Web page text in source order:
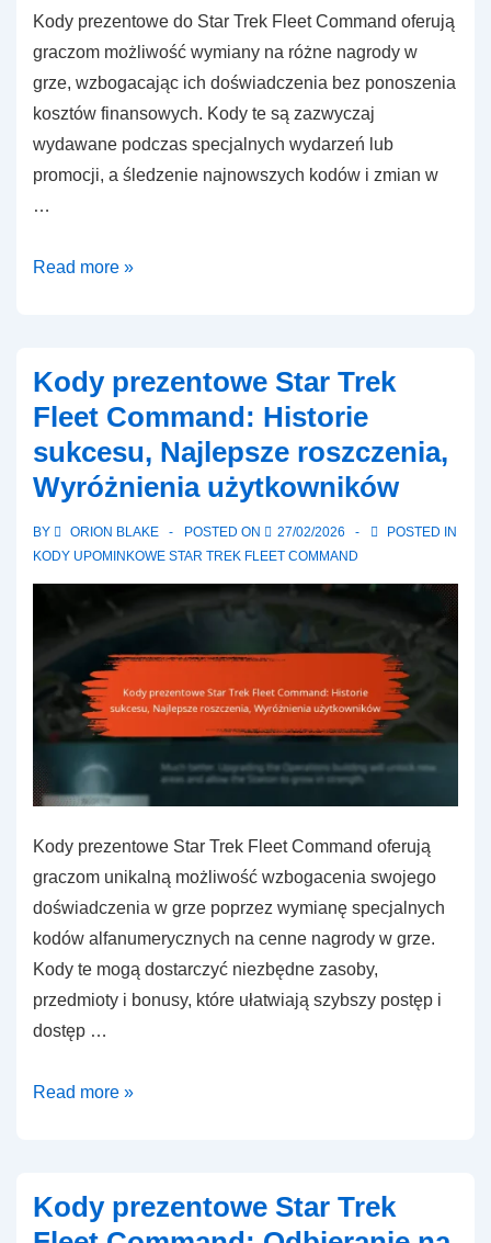
Kody prezentowe do Star Trek Fleet Command oferują
graczom możliwość wymiany na różne nagrody w
grze, wzbogacając ich doświadczenia bez ponoszenia
kosztów finansowych. Kody te są zazwyczaj
wydawane podczas specjalnych wydarzeń lub
promocji, a śledzenie najnowszych kodów i zmian w
…
Kody
Fleet
Command:
Aktualizacje,
Zmiany,
funkcje
Read more »
Kody prezentowe Star Trek
Fleet Command: Historie
sukcesu, Najlepsze roszczenia,
Wyróżnienia użytkowników
BY ORION BLAKE POSTED ON 27/02/2026
POSTED IN
KODY UPOMINKOWE STAR TREK FLEET COMMAND
Kody prezentowe Star Trek Fleet Command oferują
graczom unikalną możliwość wzbogacenia swojego
doświadczenia w grze poprzez wymianę specjalnych
kodów alfanumerycznych na cenne nagrody w grze.
Kody te mogą dostarczyć niezbędne zasoby,
przedmioty i bonusy, które ułatwiają szybszy postęp i
dostęp …
Kody
Fleet
Read more »
Kody prezentowe Star Trek